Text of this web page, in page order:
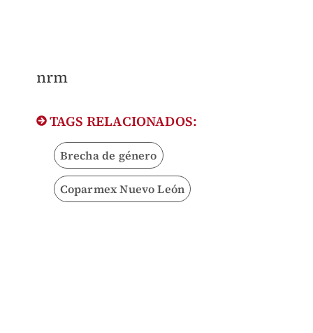
nrm
TAGS RELACIONADOS:
Brecha de género
Coparmex Nuevo León